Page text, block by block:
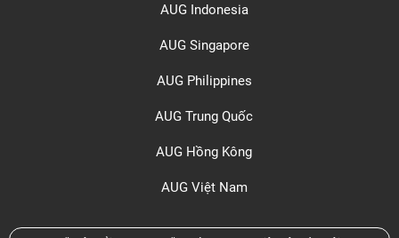
AUG Indonesia
AUG Singapore
AUG Philippines
AUG Trung Quốc
AUG Hồng Kông
AUG Việt Nam